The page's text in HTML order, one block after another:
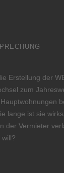
Erstellung der
zum
lange ist sie
der Vermieter